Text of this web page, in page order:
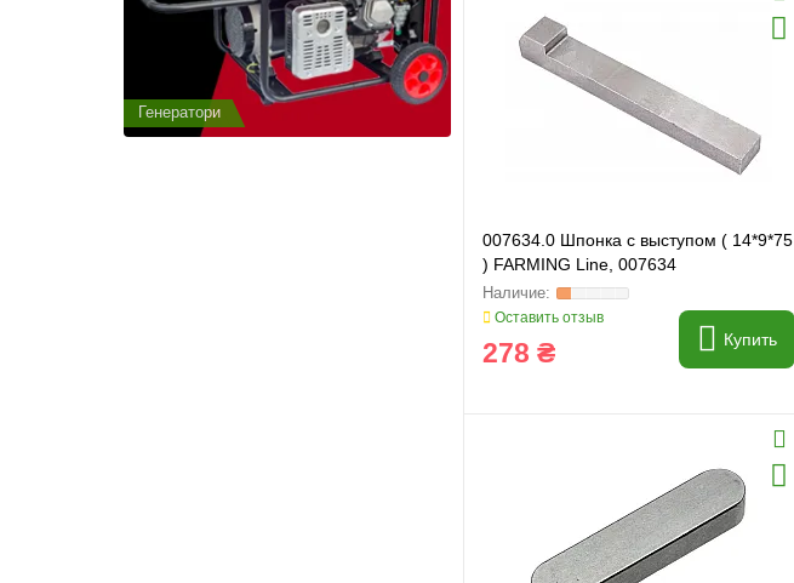
Генератори
007634.0 Шпонка с выступом ( 14*9*75
) FARMING Line, 007634
Оставить отзыв
278 ₴ Купить